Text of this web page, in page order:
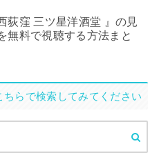
荻窪 三ツ星洋酒堂 』の見
無料で視聴する方法まと
らで検索してみてください